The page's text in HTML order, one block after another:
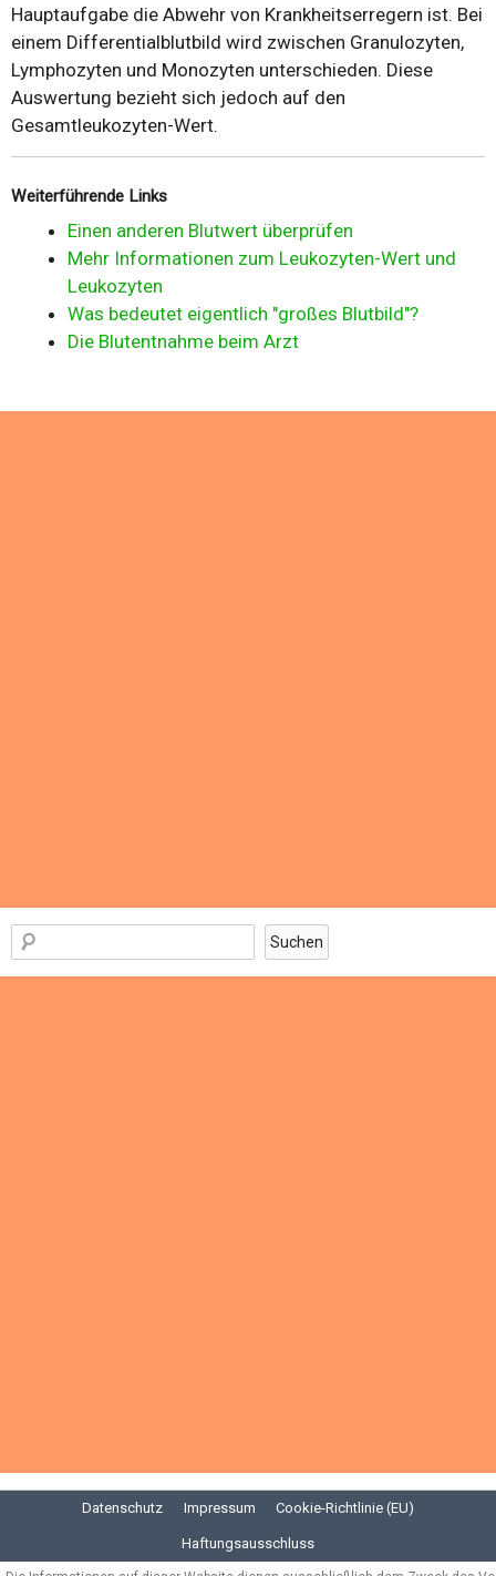
Hauptaufgabe die Abwehr von Krankheitserregern ist. Bei
einem Differentialblutbild wird zwischen Granulozyten,
Lymphozyten und Monozyten unterschieden. Diese
Auswertung bezieht sich jedoch auf den
Gesamtleukozyten-Wert.
Weiterführende Links
Einen anderen Blutwert überprüfen
Mehr Informationen zum Leukozyten-Wert und
Leukozyten
Was bedeutet eigentlich "großes Blutbild"?
Die Blutentnahme beim Arzt
Datenschutz Impressum Cookie-Richtlinie (EU)
Haftungsausschluss